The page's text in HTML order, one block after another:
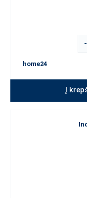
-
home24
Į